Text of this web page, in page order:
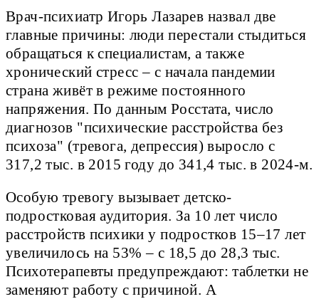
Врач-психиатр Игорь Лазарев назвал две
главные причины: люди перестали стыдиться
обращаться к специалистам, а также
хронический стресс – с начала пандемии
страна живёт в режиме постоянного
напряжения. По данным Росстата, число
диагнозов "психические расстройства без
психоза" (тревога, депрессия) выросло с
317,2 тыс. в 2015 году до 341,4 тыс. в 2024-м.
Особую тревогу вызывает детско-
подростковая аудитория. За 10 лет число
расстройств психики у подростков 15–17 лет
увеличилось на 53% – с 18,5 до 28,3 тыс.
Психотерапевты предупреждают: таблетки не
заменяют работу с причиной. А